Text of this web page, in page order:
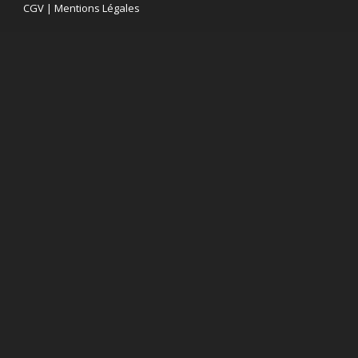
CGV | Mentions Légales